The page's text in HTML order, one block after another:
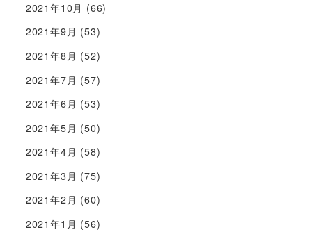
2021年10月 (66)
2021年9月 (53)
2021年8月 (52)
2021年7月 (57)
2021年6月 (53)
2021年5月 (50)
2021年4月 (58)
2021年3月 (75)
2021年2月 (60)
2021年1月 (56)